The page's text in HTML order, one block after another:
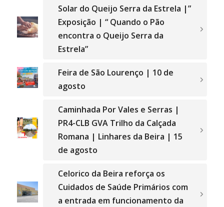
Solar do Queijo Serra da Estrela |”
Exposição | “ Quando o Pão
encontra o Queijo Serra da
Estrela”
Feira de São Lourenço | 10 de
agosto
Caminhada Por Vales e Serras |
PR4-CLB GVA Trilho da Calçada
Romana | Linhares da Beira | 15
de agosto
Celorico da Beira reforça os
Cuidados de Saúde Primários com
a entrada em funcionamento da